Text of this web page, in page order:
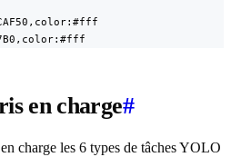
en charge#
charge les 6 types de tâches YOLO